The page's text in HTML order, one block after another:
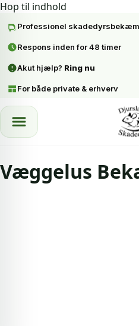
Hop til indhold
Professionel
Respons inden for 48 timer
Akut hjælp? Ring nu
For både private & erhverv
Spring til indhold
Væggelus